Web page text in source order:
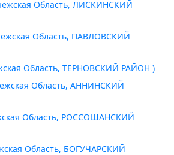
Область, ЛИСКИНСКИЙ
Область, ПАВЛОВСКИЙ
Область, ТЕРНОВСКИЙ РАЙОН )
Область, АННИНСКИЙ
Область, РОССОШАНСКИЙ
Область, БОГУЧАРСКИЙ